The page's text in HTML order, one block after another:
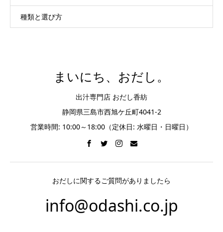
種類と選び方
まいにち、おだし。
出汁専門店 おだし香紡
静岡県三島市西旭ケ丘町4041-2
営業時間: 10:00～18:00（定休日: 水曜日・日曜日）
おだしに関するご質問がありましたら
info@odashi.co.jp